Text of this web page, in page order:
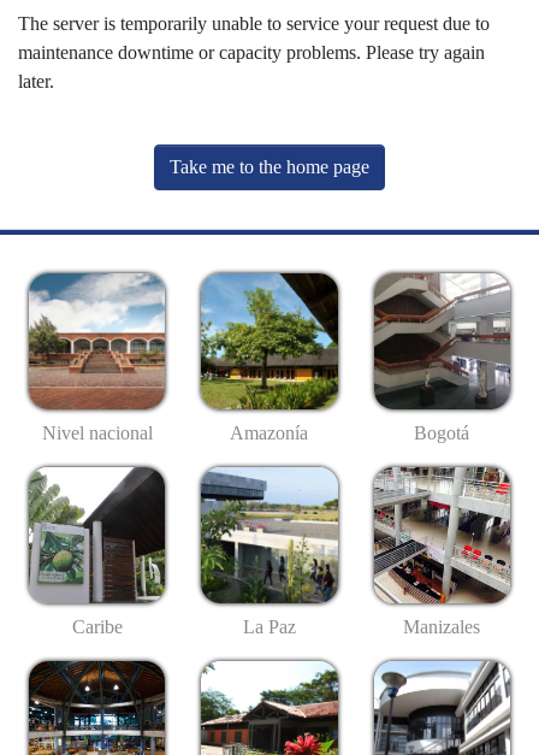
The server is temporarily unable to service your request due to
maintenance downtime or capacity problems. Please try again
later.
Take me to the home page
Nivel nacional Amazonía Bogotá
Caribe La Paz Manizales